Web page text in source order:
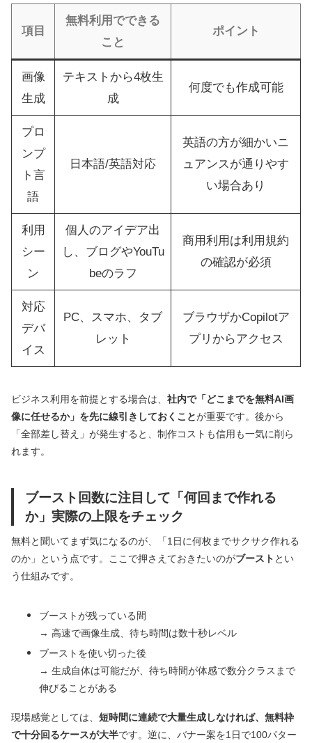
項目
無料利用でできる
こと
ポイント
画像
生成
テキストから4枚生
成
何度でも作成可能
プロ
ンプ
ト言
語
日本語/英語対応
英語の方が細かいニ
ュアンスが通りやす
い場合あり
利用
シー
ン
個人のアイデア出
し、ブログやYouTu
beのラフ
商用利用は利用規約
の確認が必須
対応
デバ
イス
PC、スマホ、タブ
レット
ブラウザかCopilotア
プリからアクセス
ビジネス利用を前提とする場合は、 社内で「どこまでを無料AI画
像に任せるか」を先に線引きしておくことが重要です。後から
「全部差し替え」が発生すると、制作コストも信用も一気に削ら
れます。
ブースト回数に注目して「何回まで作れる
か」実際の上限をチェック
無料と聞いてまず気になるのが、「1日に何枚までサクサク作れる
のか」という点です。ここで押さえておきたいのがブースト とい
う仕組みです。
ブーストが残っている間
→ 高速で画像生成、待ち時間は数十秒レベル
ブーストを使い切った後
→ 生成自体は可能だが、待ち時間が体感で数分クラスまで
伸びることがある
現場感覚としては、 短時間に連続で大量生成しなければ、無料枠
で十分回るケースが大半です。逆に、バナー案を1日で100パター